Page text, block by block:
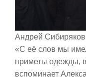
Андрей
«С её слов мы
приметы одежды,
вспоминает